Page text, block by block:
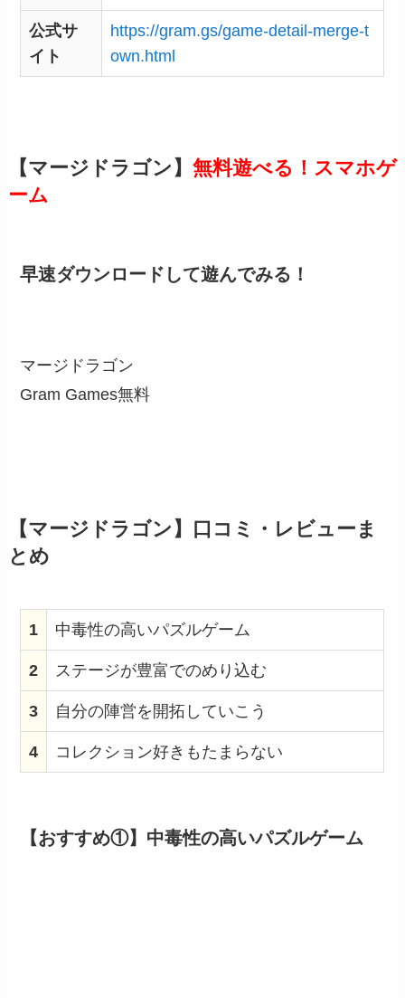
公式サ
イト
https://gram.gs/game-detail-merge-t
own.html
【マージドラゴン】 無料遊べる！スマホゲ
ーム
早速ダウンロードして遊んでみる！
マージドラゴン
Gram Games無料
【マージドラゴン】口コミ・レビューま
とめ
1 中毒性の高いパズルゲーム
2 ステージが豊富でのめり込む
3 自分の陣営を開拓していこう
4 コレクション好きもたまらない
【おすすめ①】中毒性の高いパズルゲーム